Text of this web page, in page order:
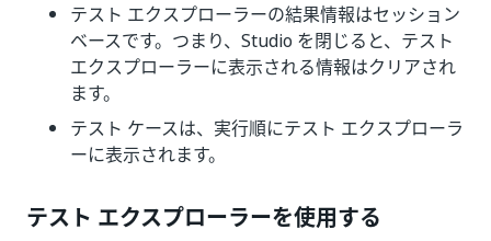
テスト エクスプローラーの結果情報はセッション
ベースです。つまり、Studio を閉じると、テスト
エクスプローラーに表示される情報はクリアされ
ます。
テスト ケースは、実行順にテスト エクスプローラ
ーに表示されます。
テスト エクスプローラーを使用する